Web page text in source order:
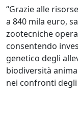
“Grazie alle
a 840 mila euro,
zootecniche
consentendo
genetico degli
biodiversità
nei confronti